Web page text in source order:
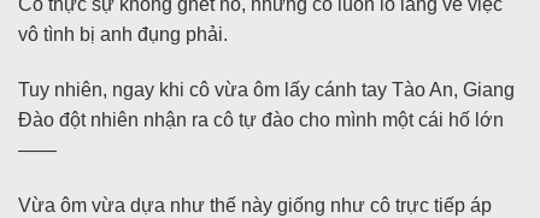
Cô thực sự không ghét nó, nhưng cô luôn lo lắng về việc
vô tình bị anh đụng phải.
Tuy nhiên, ngay khi cô vừa ôm lấy cánh tay Tào An, Giang
Đào đột nhiên nhận ra cô tự đào cho mình một cái hố lớn
——
Vừa ôm vừa dựa như thế này giống như cô trực tiếp áp